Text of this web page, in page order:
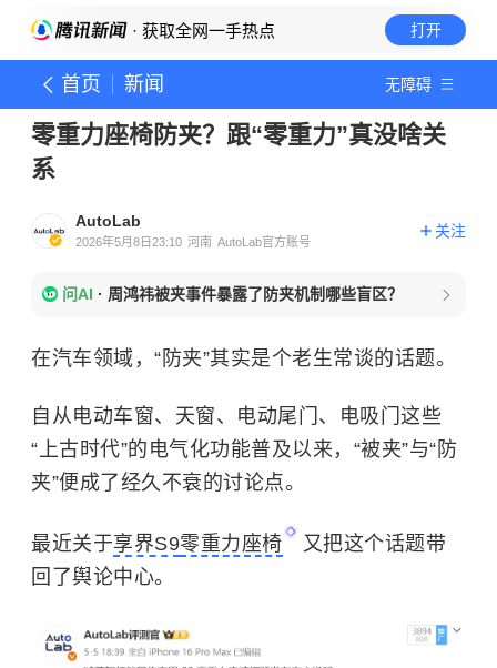
· 获取全网一手热点 打开
首页 新闻 无障碍
零重力座椅防夹？跟“零重力”真没啥关
系
AutoLab
2026年5月8日23:10 河南 AutoLab官方账号
关注
问AI · 周鸿祎被夹事件暴露了防夹机制哪些盲区？
在汽车领域，“防夹”其实是个老生常谈的话题。
自从电动车窗、天窗、电动尾门、电吸门这些
“上古时代”的电气化功能普及以来，“被夹”与“防
夹”便成了经久不衰的讨论点。
最近关于享界S9零重力座椅
又把这个话题带
回了舆论中心。